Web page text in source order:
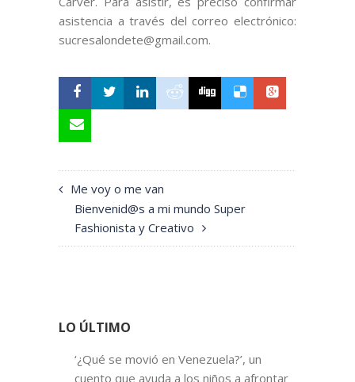
asistencia a través del correo electrónico:
sucresalondete@gmail.com.
Me voy o me van
Bienvenid@s a mi mundo Super
Fashionista y Creativo
LO ÚLTIMO
‘¿Qué se movió en Venezuela?’, un
cuento que ayuda a los niños a afrontar